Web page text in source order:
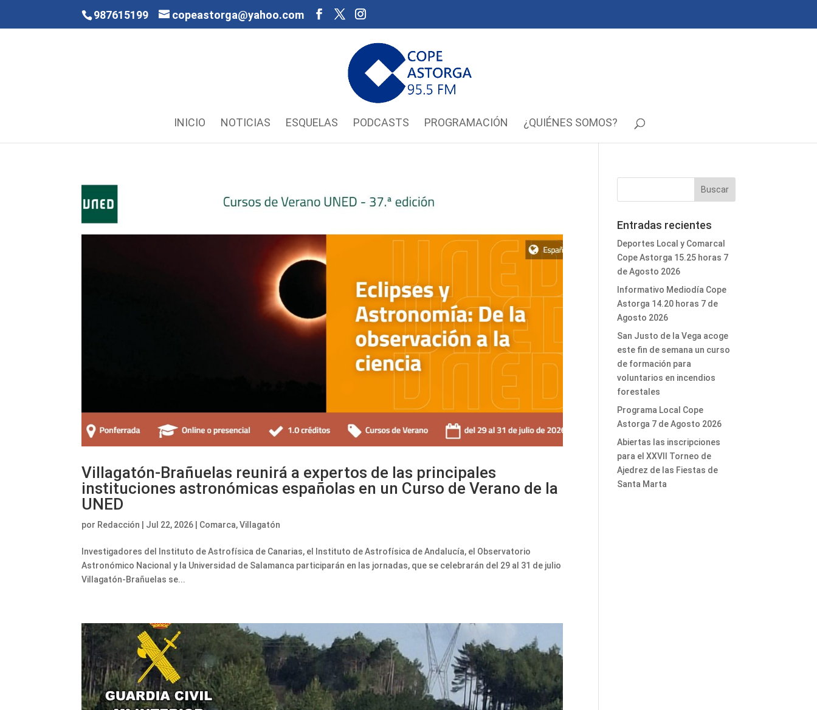
987615199 copeastorga@yahoo.com
INICIO NOTICIAS ESQUELAS PODCASTS PROGRAMACIÓN ¿QUIÉNES SOMOS?
Villagatón-Brañuelas reunirá a expertos de las principales
instituciones astronómicas españolas en un Curso de Verano de la
UNED
por Redacción Jul 22, 2026 Comarca,Villagatón
Investigadores del Instituto de Astrofísica de Canarias, el Instituto de Astrofísica de Andalucía, el Observatorio
Astronómico Nacional y la Universidad de Salamanca participarán en las jornadas, que se celebrarán del 29 al 31 de julio
Villagatón-Brañuelas se...
Entradas recientes
Deportes Local y Comarcal
Cope Astorga 15.25 horas 7
de Agosto 2026
Informativo Mediodía Cope
Astorga 14.20 horas 7 de
Agosto 2026
San Justo de la Vega acoge
este fin de semana un curso
de formación para
voluntarios en incendios
forestales
Programa Local Cope
Astorga 7 de Agosto 2026
Abiertas las inscripciones
para el XXVII Torneo de
Ajedrez de las Fiestas de
Santa Marta